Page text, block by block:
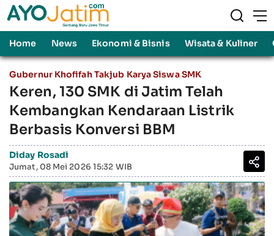
Home News Ekonomi & Bisnis Wisata & Kuliner
Gubernur Khofifah Takjub Karya Siswa SMK
Keren, 130 SMK di Jatim Telah
Kembangkan Kendaraan Listrik
Berbasis Konversi BBM
Diday Rosadi
Jumat, 08 Mei 2026 15:32 WIB